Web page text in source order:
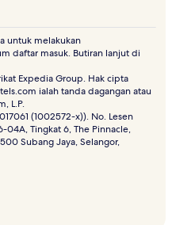
untuk melakukan
daftar masuk. Butiran lanjut di
Expedia Group. Hak cipta
ialah tanda dagangan atau
L.P.
(1002572-x)). No. Lesen
04A, Tingkat 6, The Pinnacle,
Subang Jaya, Selangor,